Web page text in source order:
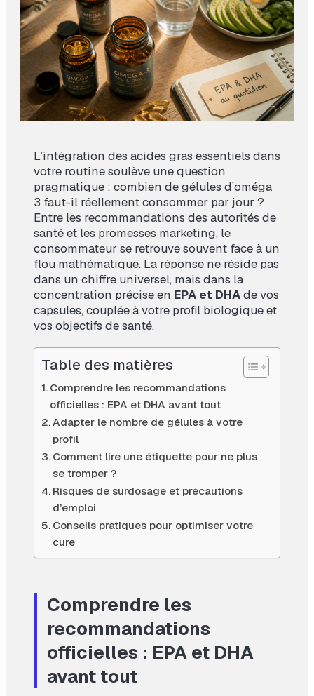
L’intégration des acides gras essentiels dans
votre routine soulève une question
pragmatique : combien de gélules d’oméga
3 faut-il réellement consommer par jour ?
Entre les recommandations des autorités de
santé et les promesses marketing, le
consommateur se retrouve souvent face à un
flou mathématique. La réponse ne réside pas
dans un chiffre universel, mais dans la
concentration précise en EPA et DHAde vos
capsules, couplée à votre profil biologique et
vos objectifs de santé.
Table des matières
Comprendre les recommandations
officielles : EPA et DHA avant tout
Adapter le nombre de gélules à votre
profil
Comment lire une étiquette pour ne plus
se tromper ?
Risques de surdosage et précautions
d’emploi
Conseils pratiques pour optimiser votre
cure
Comprendre les
recommandations
officielles : EPA et DHA
avant tout